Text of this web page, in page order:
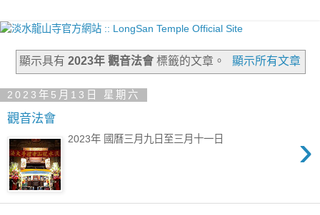
顯示具有 2023年 觀音法會標籤的文章。 顯示所有文章
2023年5月13日 星期六
觀音法會
›
2023年 國曆三月九日至三月十一日